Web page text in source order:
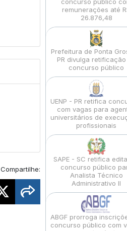
Compartilhe:
remunerações até
26.876,48
Prefeitura de Ponta
PR divulga
concurso público
UENP - PR retifica
com vagas para
universitários de
profissionais
SAPE - SC retifica
concurso público
Analista Técnico
Administrativo II
ABGF prorroga
concurso público com